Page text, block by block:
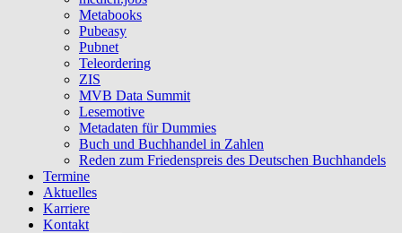
Metabooks
Pubeasy
Pubnet
Teleordering
ZIS
MVB Data Summit
Lesemotive
Metadaten für Dummies
Buch und Buchhandel in Zahlen
Reden zum Friedenspreis des Deutschen Buchhandels
Termine
Aktuelles
Karriere
Kontakt